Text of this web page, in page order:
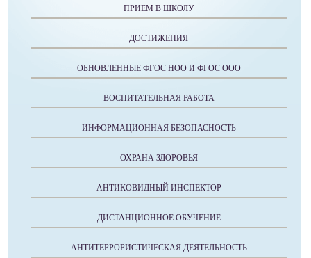
ПРИЕМ В ШКОЛУ
ДОСТИЖЕНИЯ
ОБНОВЛЕННЫЕ ФГОС НОО И ФГОС ООО
ВОСПИТАТЕЛЬНАЯ РАБОТА
ИНФОРМАЦИОННАЯ БЕЗОПАСНОСТЬ
ОХРАНА ЗДОРОВЬЯ
АНТИКОВИДНЫЙ ИНСПЕКТОР
ДИСТАНЦИОННОЕ ОБУЧЕНИЕ
АНТИТЕРРОРИСТИЧЕСКАЯ ДЕЯТЕЛЬНОСТЬ